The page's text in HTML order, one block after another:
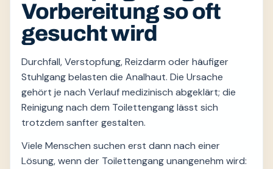
Vorbereitung so oft
gesucht wird
Durchfall, Verstopfung, Reizdarm oder häufiger
Stuhlgang belasten die Analhaut. Die Ursache
gehört je nach Verlauf medizinisch abgeklärt; die
Reinigung nach dem Toilettengang lässt sich
trotzdem sanfter gestalten.
Viele Menschen suchen erst dann nach einer
Lösung, wenn der Toilettengang unangenehm wird: